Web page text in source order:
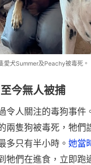
犬Summer及Peachy被毒死。
今無人被捕
令人關注的毒狗事件
兩隻狗被毒死，牠們
多只有半小時。 她當
牠們在進食，立即跑